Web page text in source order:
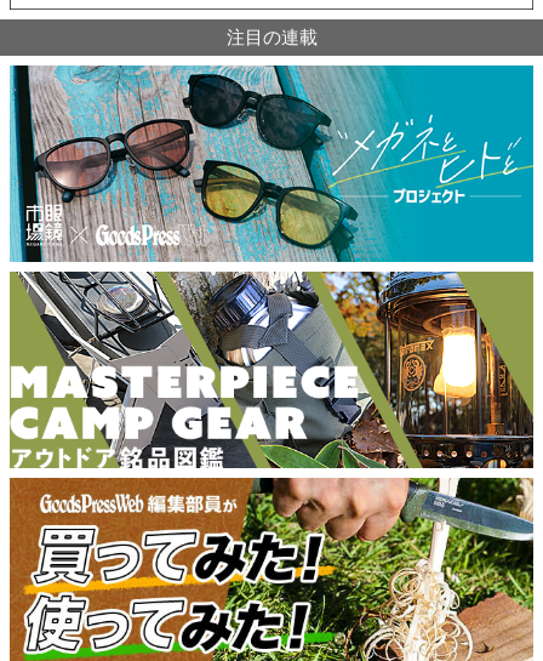
注目の連載